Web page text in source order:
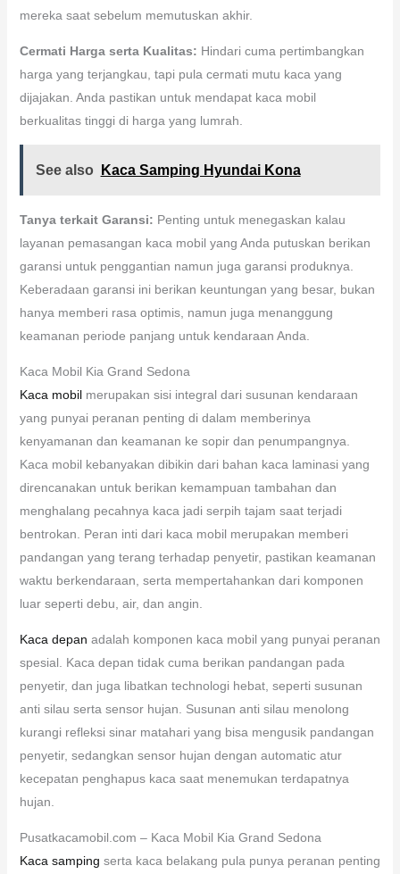
mereka saat sebelum memutuskan akhir.
Cermati Harga serta Kualitas: Hindari cuma pertimbangkan
harga yang terjangkau, tapi pula cermati mutu kaca yang
dijajakan. Anda pastikan untuk mendapat kaca mobil
berkualitas tinggi di harga yang lumrah.
See also Kaca Samping Hyundai Kona
Tanya terkait Garansi: Penting untuk menegaskan kalau
layanan pemasangan kaca mobil yang Anda putuskan berikan
garansi untuk penggantian namun juga garansi produknya.
Keberadaan garansi ini berikan keuntungan yang besar, bukan
hanya memberi rasa optimis, namun juga menanggung
keamanan periode panjang untuk kendaraan Anda.
Kaca Mobil Kia Grand Sedona
Kaca mobilmerupakan sisi integral dari susunan kendaraan
yang punyai peranan penting di dalam memberinya
kenyamanan dan keamanan ke sopir dan penumpangnya.
Kaca mobil kebanyakan dibikin dari bahan kaca laminasi yang
direncanakan untuk berikan kemampuan tambahan dan
menghalang pecahnya kaca jadi serpih tajam saat terjadi
bentrokan. Peran inti dari kaca mobil merupakan memberi
pandangan yang terang terhadap penyetir, pastikan keamanan
waktu berkendaraan, serta mempertahankan dari komponen
luar seperti debu, air, dan angin.
Kaca depan adalah komponen kaca mobil yang punyai peranan
spesial. Kaca depan tidak cuma berikan pandangan pada
penyetir, dan juga libatkan technologi hebat, seperti susunan
anti silau serta sensor hujan. Susunan anti silau menolong
kurangi refleksi sinar matahari yang bisa mengusik pandangan
penyetir, sedangkan sensor hujan dengan automatic atur
kecepatan penghapus kaca saat menemukan terdapatnya
hujan.
Pusatkacamobil.com – Kaca Mobil Kia Grand Sedona
Kaca samping serta kaca belakang pula punya peranan penting